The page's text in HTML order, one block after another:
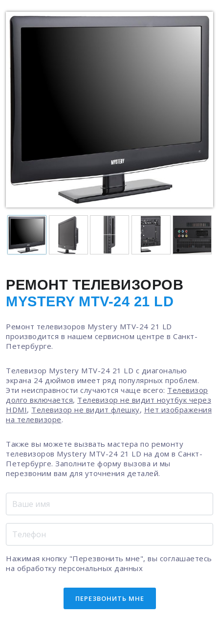
РЕМОНТ ТЕЛЕВИЗОРОВ
MYSTERY MTV-24 21 LD
Ремонт телевизоров Mystery MTV-24 21 LD
производится в нашем сервисном центре в Санкт-
Петербурге.
Телевизор Mystery MTV-24 21 LD с диагональю
экрана 24 дюймов имеет ряд популярных проблем.
Эти неисправности случаются чаще всего: Телевизор
долго включается, Телевизор не видит ноутбук через
HDMI, Телевизор не видит флешку, Нет изображения
на телевизоре.
Также вы можете вызвать мастера по ремонту
телевизоров Mystery MTV-24 21 LD на дом в Санкт-
Петербурге. Заполните форму вызова и мы
перезвоним вам для уточнения деталей.
Нажимая кнопку "Перезвонить мне", вы соглашаетесь
на обработку персональных данных
ПЕРЕЗВОНИТЬ МНЕ